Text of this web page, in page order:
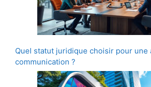
Quel statut juridique choisir pour une
communication ?